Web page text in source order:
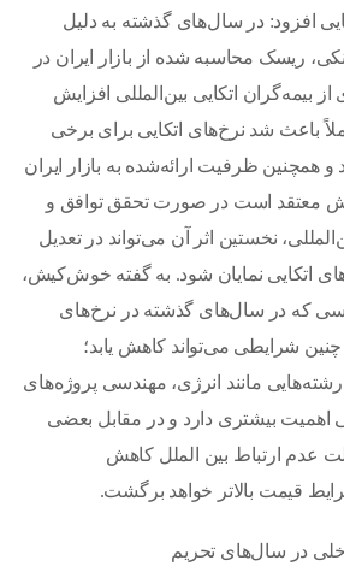
افزود: در سال‌های گذشته به دلیل
ریسک محاسبه شده از بازار ایران در
بیمه‌گران اتکایی بین‌المللی افزایش
باعث شد نرخ‌های اتکایی برای برخی
و همچنین ظرفیت ارائه‌شده به بازار ایران
معتقد است در صورت تحقق توافق و
نخستین اثر آن می‌تواند در تعدیل
اتکایی نمایان شود. به گفته خوش‌کیش،
که در سال‌های گذشته در نرخ‌های
شرایطی می‌تواند کاهش یابد؛
مانند انرژی، مهندسی پروژه‌های
اهمیت بیشتری دارد و در مقابل بعضی
عدم ارتباط بین الملل کاهش
قیمت بالاتر خواهد برگشت.
در سال‌های تحریم